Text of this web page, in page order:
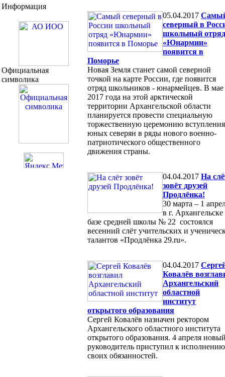
Информация
Официальная
символика
05.04.2017
северный в
школьный отряд
«Юнармии»
появится в
Поморье
Новая Земля станет самой северной
точкой на карте России, где появится
отряд школьников - юнармейцев. В мае
2017 года на этой арктической
территории Архангельской области
планируется провести специальную
торжественную церемонию вступления
юных северян в ряды нового военно-
патриотического общественного
движения страны.
04.04.2017 На
зовёт друзей
Продлёнка!
30 марта – 1
в г. Архангельске
базе средней школы № 22 состоялся
весенний слёт учительских и
талантов «Продлёнка 29.ru».
04.04.2017
Ковалёв
Архангельский
областной
институт
открытого образования
Сергей Ковалёв назначен ректором
Архангельского областного института
открытого образования. 4 апреля
руководитель приступил к исполнению
своих обязанностей.